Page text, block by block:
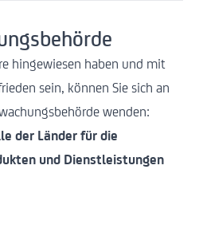
hingewiesen haben und mit
sein, können Sie sich an
wenden:
der Länder für die
und Dienstleistungen